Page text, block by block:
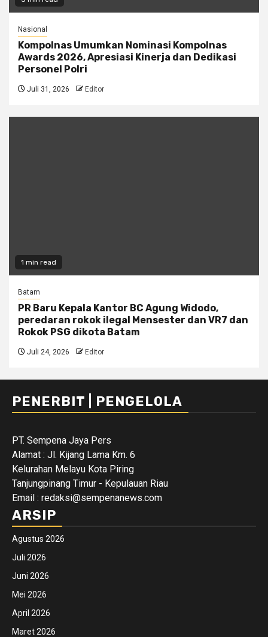
Nasional
Kompolnas Umumkan Nominasi Kompolnas
Awards 2026, Apresiasi Kinerja dan Dedikasi
Personel Polri
Juli 31, 2026 Editor
1 min read
Batam
PR Baru Kepala Kantor BC Agung Widodo,
peredaran rokok ilegal Mensester dan VR7 dan
Rokok PSG dikota Batam
Juli 24, 2026 Editor
PENERBIT | PENGELOLA
PT. Sempena Jaya Pers
Alamat : Jl. Kijang Lama Km. 6
Kelurahan Melayu Kota Piring
Tanjungpinang Timur - Kepulauan Riau
Email : redaksi@sempenanews.com
ARSIP
Agustus 2026
Juli 2026
Juni 2026
Mei 2026
April 2026
Maret 2026